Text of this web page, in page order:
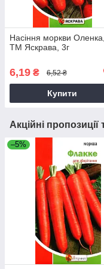
Насіння моркви Оленка,
ТМ Яскрава, 3г
6,19 ₴ 6,52 ₴
Купити
Акційні пропозиції
–5%